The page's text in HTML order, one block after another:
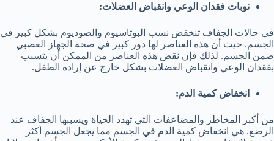
نوبات فقدان الوعي وانقباض العضلات:
في حالات الجفاف تنخفض نسب البوتاسيوم والصوديوم بشكل كبير في
الجسم. حيث أن هذه العناصر لها دور كبير في صحة الجهاز العصبي
ضمن الجسم. لذلك فإن نقص هذه العناصر من الممكن أن يتسبب
بفقدان الوعي وانقباض العضلات بشكل خارج عن إرادة الطفل.
انخفاض كمية الدم:
من أكبر المخاطر والمضاعفات التي تهدد الحياة ويسببها الجفاف عند
الرضع. هي انخفاض كمية الدم في الجسم مما يجعل الجسم أكثر